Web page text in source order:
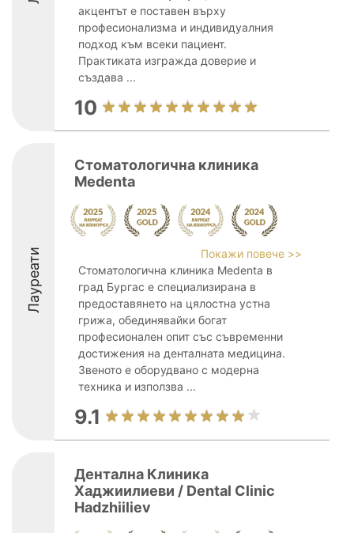
акцентът е поставен върху
професионализма и индивидуалния
подход към всеки пациент.
Практиката изгражда доверие и
създава ...
10
Лауреати
Стоматологична клиника
Medenta
Покажи повече >>
Стоматологична клиника Medenta в
град Бургас е специализирана в
предоставянето на цялостна устна
грижа, обединявайки богат
професионален опит със съвременни
достижения на денталната медицина.
Звеното е оборудвано с модерна
техника и използва ...
9.1
Дентална Клиника
Хаджиилиеви / Dental Clinic
Hadzhiiliev